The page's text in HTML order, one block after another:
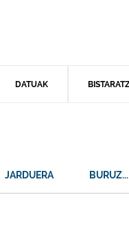
DATUAK
JARDUERA BURUZ...